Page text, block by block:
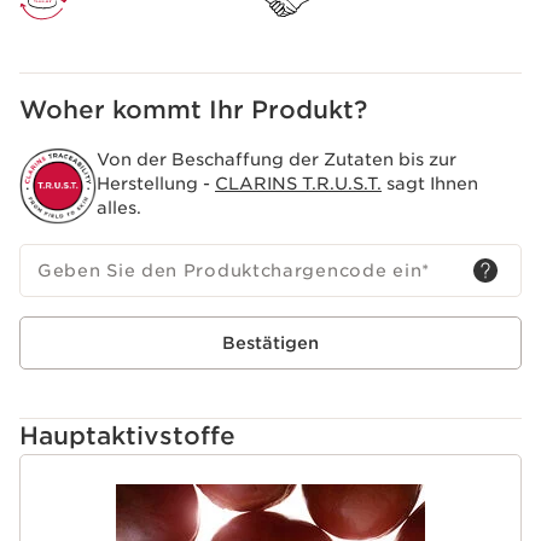
Sonne bleiben. Die intensive Mittagssonne meiden.
Die Clarins Forschung vereinte das Beste aus der
Protect Complex] zu entwickeln. Er ist hochwirksam,
verfügt über ein neues Sonnenfiltersystem und bietet
eine zweifache Wirkung gegen Falten und
Woher kommt Ihr Produkt?
Von der Beschaffung der Zutaten bis zur
Herstellung - CLARINS T.R.U.S.T. sagt Ihnen
alles.
Geben Sie den Produktchargencode ein*
Bestätigen
Hauptaktivstoffe
WEITER ZUM INHALT